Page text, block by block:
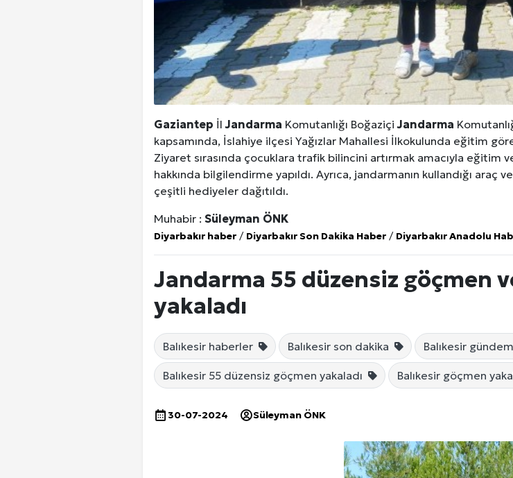
Gaziantep İlJandarma Komutanlığı BoğaziçiJandarma
kapsamında, İslahiye ilçesi Yağızlar Mahallesi İlkokulunda eğitim
Ziyaret sırasında çocuklara trafik bilincini artırmak amacıyla eğitim
hakkında bilgilendirme yapıldı. Ayrıca, jandarmanın kullandığı araç
çeşitli hediyeler dağıtıldı.
Muhabir : Süleyman ÖNK
Diyarbakır haber / Diyarbakır Son Dakika Haber / Diyarbakır Anadolu
Jandarma 55 düzensiz göçmen
yakaladı
Balıkesir haberler Balıkesir son dakika Balıkesir
Balıkesir 55 düzensiz göçmen yakaladı Balıkesir göçmen
30-07-2024 Süleyman ÖNK